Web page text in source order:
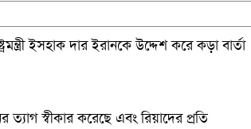
ইসহাক দার ইরানকে উদ্দেশ করে কড়া বার্তা
স্বীকার করেছে এবং রিয়াদের প্রতি